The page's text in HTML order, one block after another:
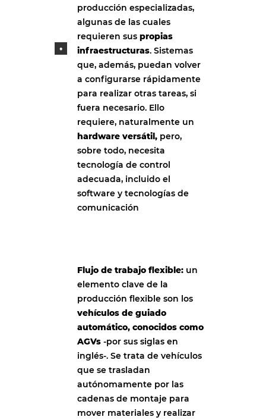
producción especializadas,
algunas de las cuales
requieren sus propias
infraestructuras. Sistemas
que, además, puedan volver
a configurarse rápidamente
para realizar otras tareas, si
fuera necesario. Ello
requiere, naturalmente un
hardware versátil, pero,
sobre todo, necesita
tecnología de control
adecuada, incluido el
software y tecnologías de
comunicación
Flujo de trabajo flexible: un
elemento clave de la
producción flexible son los
vehículos de guiado
automático, conocidos como
AGVs -por sus siglas en
inglés-. Se trata de vehículos
que se trasladan
autónomamente por las
cadenas de montaje para
mover materiales y realizar